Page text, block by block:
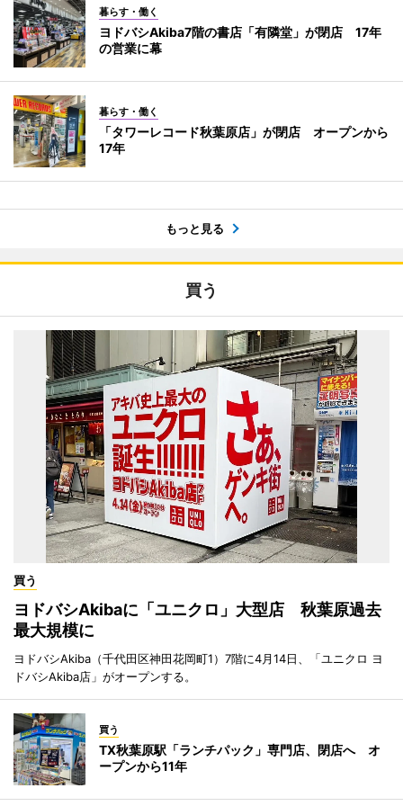
暮らす・働く
ヨドバシAkiba7階の書店「有隣堂」が閉店 17年
の営業に幕
暮らす・働く
「タワーレコード秋葉原店」が閉店 オープンから
17年
もっと見る
買う
買う
ヨドバシAkibaに「ユニクロ」大型店 秋葉原過去
最大規模に
ヨドバシAkiba（千代田区神田花岡町1）7階に4月14日、「ユニクロ ヨ
ドバシAkiba店」がオープンする。
買う
TX秋葉原駅「ランチパック」専門店、閉店へ オ
ープンから11年